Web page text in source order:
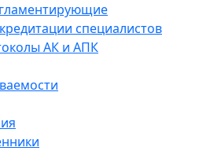
специалистов
АК и АПК